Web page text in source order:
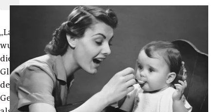
„Lang
wurde
die
Gleichstellung
der
Geschlechter